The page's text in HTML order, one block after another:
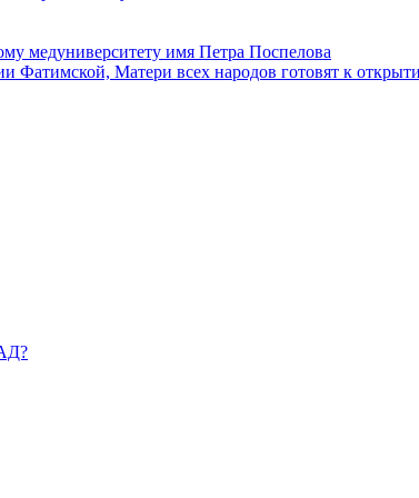
медуниверситету имя Петра Поспелова
Фатимской, Матери всех народов готовят к